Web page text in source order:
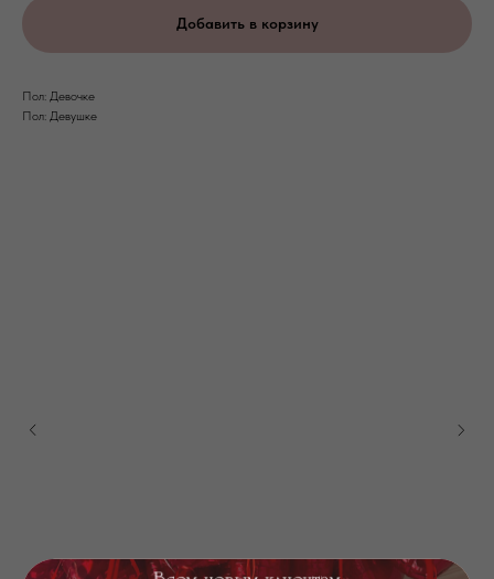
Добавить в корзину
Пол: Девочке
Пол: Девушке